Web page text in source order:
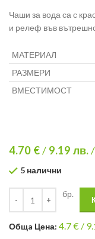
Чаши за вода са с
и релеф във
МАТЕРИАЛ
РАЗМЕРИ
ВМЕСТИМОСТ
4.70 €/ 9.19 лв.
5 налични
бр.
Общa Цена: 4.7€ /